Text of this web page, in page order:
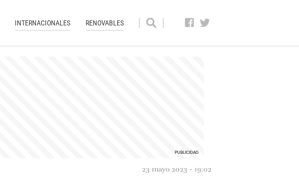
INTERNACIONALES RENOVABLES
23 mayo 2023 - 19:02